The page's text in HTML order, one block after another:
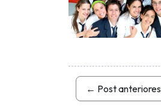
← Post anteriores